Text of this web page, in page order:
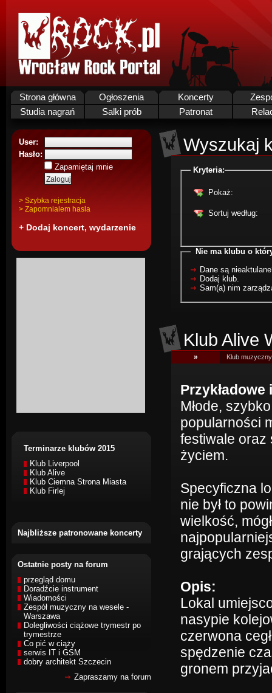
Strona główna Ogłoszenia Koncerty
Studia nagrań
Salki prób Patronat
User:
Hasło:
Zapamiętaj mnie
> Szybka rejestracja
> Zapomnialem hasla
+ Dodaj koncert, wydarzenie
Terminarze klubów 2015
Klub Liverpool
Klub Alive
Klub Ciemna Strona Miasta
Klub Firlej
Najbliższe patronowane koncerty
Ostatnie posty na forum
przegląd domu
Doradźcie instrument
Wiadomości
Zespół muzyczny na wesele -
Warszawa
Dolegliwości ciążowe trymestr po
trymestrze
Co pić w ciąży
serwis IT i GSM
dobry architekt Szczecin
Zapraszamy na forum
Wyszukaj
Kryteria:
Pokaż:
Sortuj według:
Nie ma klubu o
Dane są
Dodaj klub.
Sam(a) nim
Klub Alive
» Klub
Przykładowe
Młode,
popularności
festiwale oraz
życiem.
Specyficzna
nie był to
wielkość,
grających
Opis:
Lokal
nasypie
czerwona
spędzenie
gronem